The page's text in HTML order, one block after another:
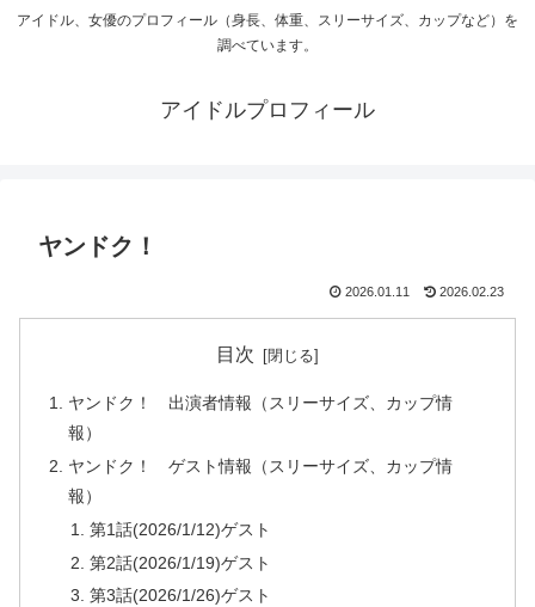
アイドル、女優のプロフィール（身長、体重、スリーサイズ、カップなど）を
調べています。
アイドルプロフィール
ヤンドク！
2026.01.11 2026.02.23
目次
ヤンドク！ 出演者情報（スリーサイズ、カップ情
報）
ヤンドク！ ゲスト情報（スリーサイズ、カップ情
報）
第1話(2026/1/12)ゲスト
第2話(2026/1/19)ゲスト
第3話(2026/1/26)ゲスト